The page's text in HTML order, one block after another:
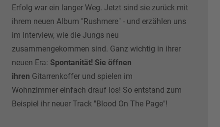
Erfolg war ein langer Weg. Jetzt sind sie zurück mit
ihrem neuen Album "Rushmere" - und erzählen uns
im Interview, wie die Jungs neu
zusammengekommen sind. Ganz wichtig in ihrer
neuen Era: Spontanität! Sie öffnen
ihren Gitarrenkoffer und spielen im
Wohnzimmer einfach drauf los! So entstand zum
Beispiel ihr neuer Track "Blood On The Page"!